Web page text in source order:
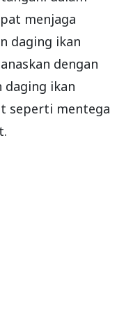
menjaga
daging ikan
dengan
ikan
seperti mentega